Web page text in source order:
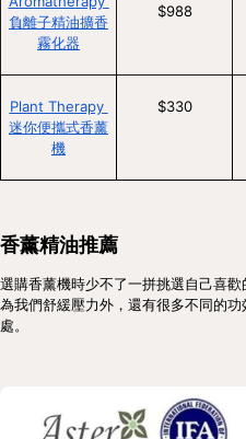
負離子精油擴香
霧化器
$988
Plant Therapy
迷你便攜式香薰
機
$330
香薰精油推薦
選購香薰機時少不了一拼挑選自己喜
為我們舒緩壓力外，還有很多不同的
處。